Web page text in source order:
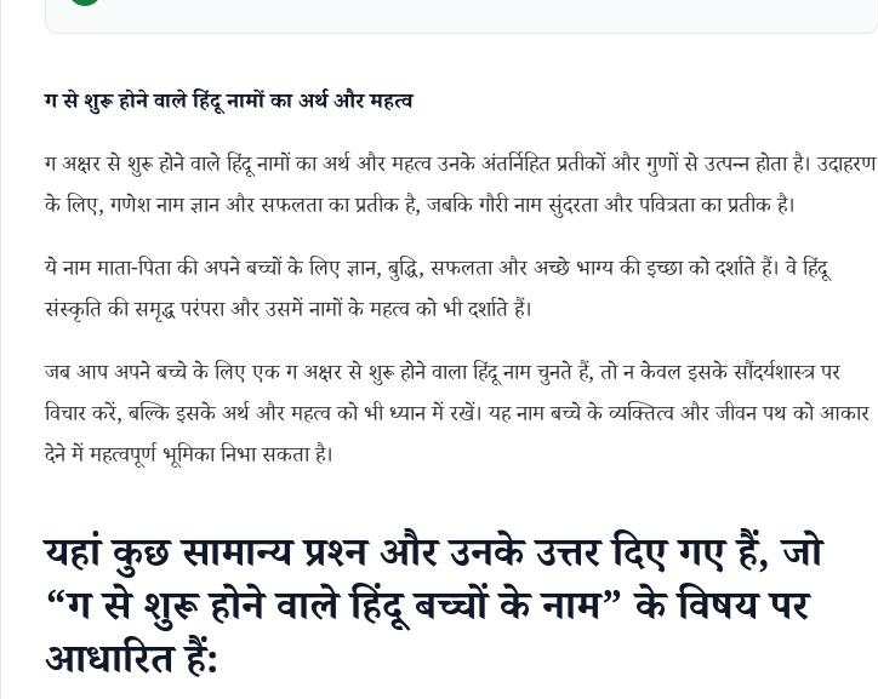
ग से शुरू होने वाले हिंदू नामों का अर्थ और महत्व
ग अक्षर से शुरू होने वाले हिंदू नामों का अर्थ और महत्व उनके अंतर्निहित प्रतीकों और गुणों से उत्पन्न होता है। उदाहरण
के लिए, गणेश नाम ज्ञान और सफलता का प्रतीक है, जबकि गौरी नाम सुंदरता और पवित्रता का प्रतीक है।
ये नाम माता-पिता की अपने बच्चों के लिए ज्ञान, बुद्धि, सफलता और अच्छे भाग्य की इच्छा को दर्शाते हैं। वे हिंदू
संस्कृति की समृद्ध परंपरा और उसमें नामों के महत्व को भी दर्शाते हैं।
जब आप अपने बच्चे के लिए एक ग अक्षर से शुरू होने वाला हिंदू नाम चुनते हैं, तो न केवल इसके सौंदर्यशास्त्र पर
विचार करें, बल्कि इसके अर्थ और महत्व को भी ध्यान में रखें। यह नाम बच्चे के व्यक्तित्व और जीवन पथ को आकार
देने में महत्वपूर्ण भूमिका निभा सकता है।
यहां कुछ सामान्य प्रश्न और उनके उत्तर दिए गए हैं, जो
“ग से शुरू होने वाले हिंदू बच्चों के नाम” के विषय पर
आधारित हैं: